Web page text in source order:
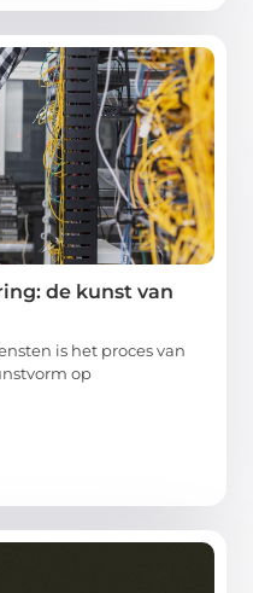
de kunst van
is het proces van
op